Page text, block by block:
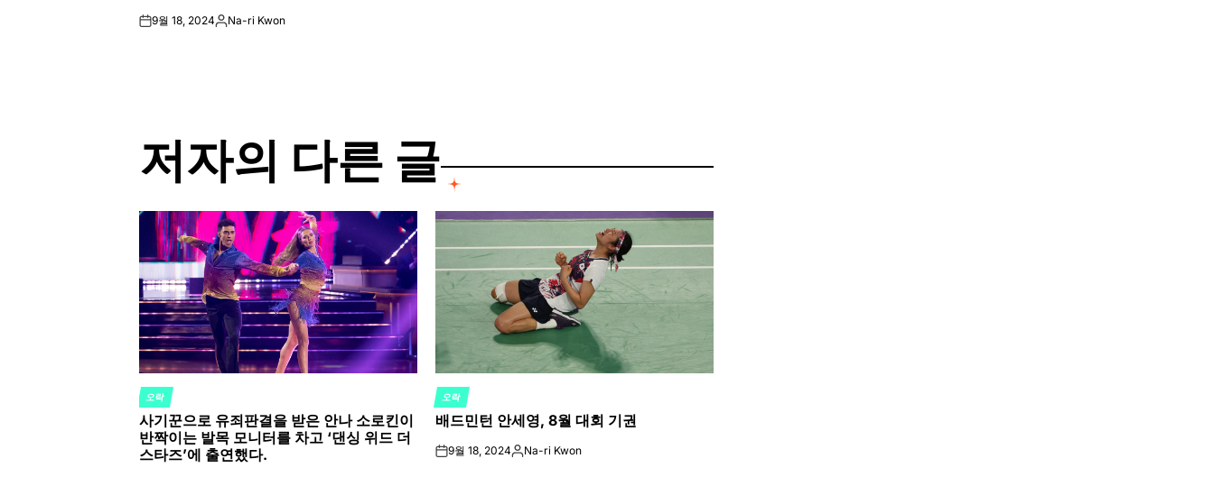
on9월 18, 2024Posted
Na-ri Kwon
저자의 다른 글
POSTED
IN
오락
사기꾼으로 유죄판결을 받은 안나 소로킨이
반짝이는 발목 모니터를 차고 ‘댄싱 위드 더
스타즈’에 출연했다.
POSTED
IN
오락
배드민턴 안세영, 8월 대회 기권
on9월 18, 2024Posted
Na-ri Kwon